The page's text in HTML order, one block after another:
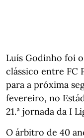
Luís Godinho foi
clássico entre FC
para a próxima
fevereiro, no
21.ª jornada da I
O árbitro de 40